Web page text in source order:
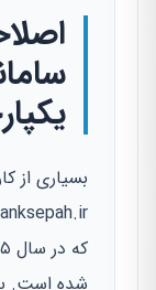
بسیاری از
شده است.